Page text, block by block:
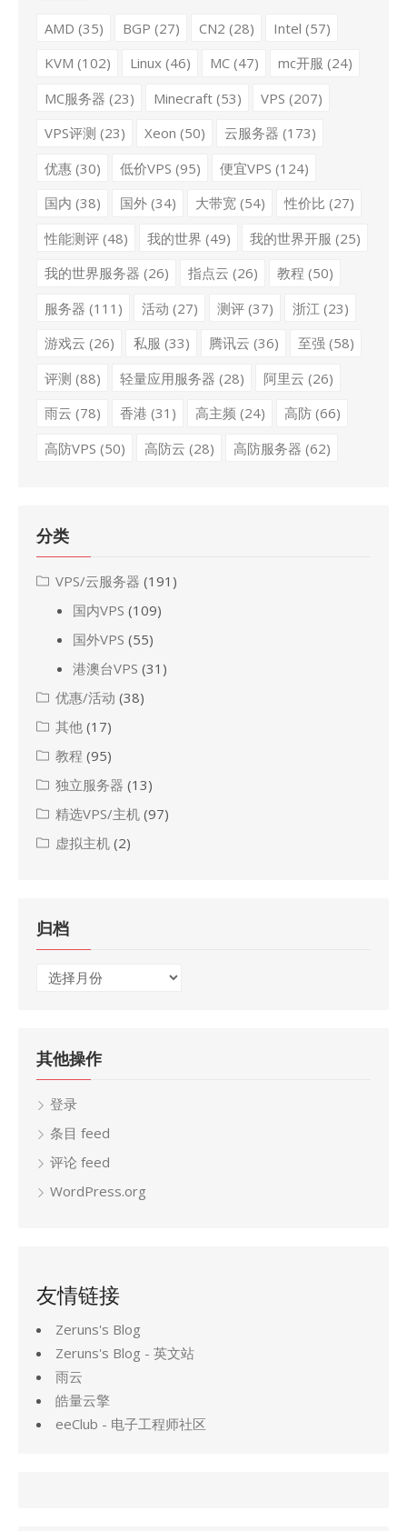
AMD (35) BGP (27) CN2 (28) Intel (57)
KVM (102) Linux(46) MC(47) mc开服 (24)
MC服务器 (23) Minecraft(53) VPS (207)
VPS评测 (23) Xeon (50) 云服务器 (173)
优惠(30) 低价VPS (95) 便宜VPS (124)
国内 (38) 国外(34) 大带宽(54) 性价比 (27)
性能测评(48) 我的世界 (49) 我的世界开服 (25)
我的世界服务器 (26) 指点云 (26) 教程 (50)
服务器 (111) 活动 (27) 测评(37) 浙江 (23)
游戏云 (26) 私服 (33) 腾讯云 (36) 至强 (58)
评测 (88) 轻量应用服务器 (28) 阿里云 (26)
雨云 (78) 香港 (31) 高主频 (24) 高防(66)
高防VPS (50) 高防云 (28) 高防服务器 (62)
分类
VPS/云服务器 (191)
国内VPS (109)
国外VPS (55)
港澳台VPS (31)
优惠/活动 (38)
其他 (17)
教程 (95)
独立服务器 (13)
精选VPS/主机 (97)
虚拟主机 (2)
归档
归
其他操作
登录
条目 feed
评论 feed
WordPress.org
友情链接
Zeruns's Blog
Zeruns's Blog - 英文站
雨云
皓量云擎
eeClub - 电子工程师社区